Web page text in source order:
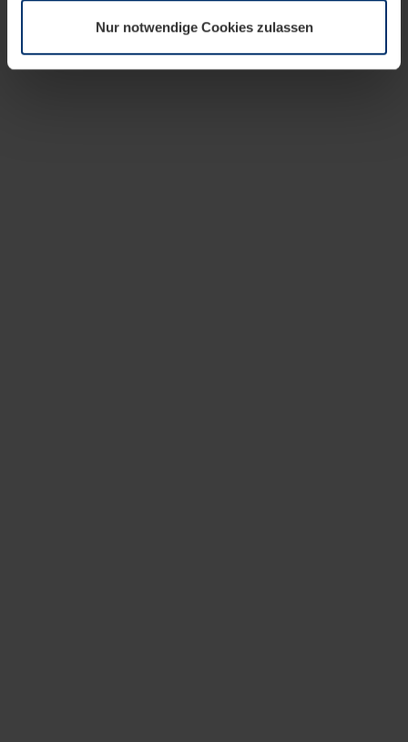
Datenschutzerklärungunserer Website ändern oder
widerrufen.
Nur notwendige Cookies zulassen